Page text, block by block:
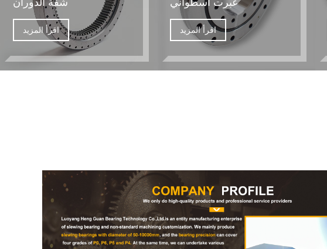
اقرأ المزيد اقرأ المزيد